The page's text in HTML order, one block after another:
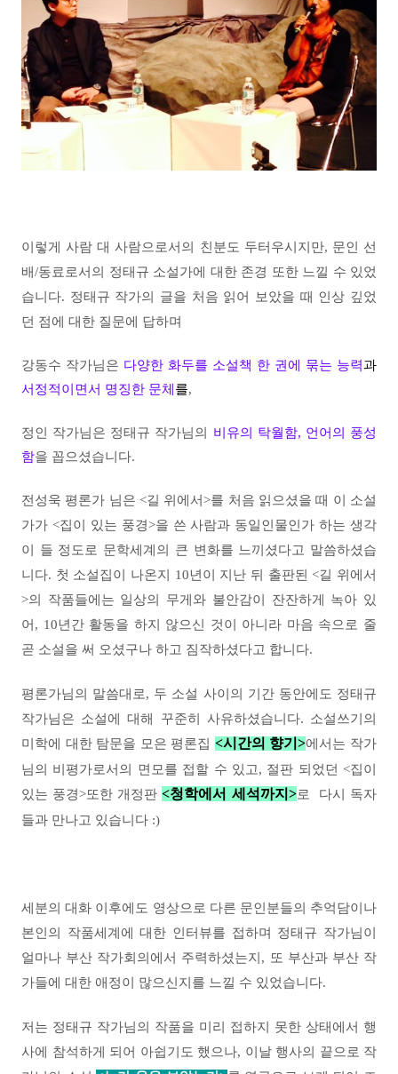
이렇게 사람 대 사람으로서의 친분도 두터우시지만, 문인 선
배/동료로서의 정태규 소설가에 대한 존경 또한 느낄 수 있었
습니다. 정태규 작가의 글을 처음 읽어 보았을 때 인상 깊었
던 점에 대한 질문에 답하며
강동수 작가님은 다양한 화두를 소설책 한 권에 묶는 능력과
서정적이면서 명징한 문체 를,
정인 작가님은 정태규 작가님의 비유의 탁월함, 언어의 풍성
함을 꼽으셨습니다.
전성욱 평론가 님은 <길 위에서>를 처음 읽으셨을 때 이 소설
가가 <집이 있는 풍경>을 쓴 사람과 동일인물인가 하는 생각
이 들 정도로 문학세계의 큰 변화를 느끼셨다고 말씀하셨습
니다. 첫 소설집이 나온지 10년이 지난 뒤 출판된 <길 위에서
>의 작품들에는 일상의 무게와 불안감이 잔잔하게 녹아 있
어, 10년간 활동을 하지 않으신 것이 아니라 마음 속으로 줄
곧 소설을 써 오셨구나 하고 짐작하셨다고 합니다.
평론가님의 말씀대로, 두 소설 사이의 기간 동안에도 정태규
작가님은 소설에 대해 꾸준히 사유하셨습니다. 소설쓰기의
미학에 대한 탐문을 모은 평론집 <시간의 향기>에서는 작가
님의 비평가로서의 면모를 접할 수 있고, 절판 되었던 <집이
있는 풍경>또한 개정판<청학에서 세석까지>로
다시 독자
들과 만나고 있습니다 :)
세분의 대화 이후에도 영상으로 다른 문인분들의 추억담이나
본인의 작품세계에 대한 인터뷰를 접하며 정태규 작가님이
얼마나 부산 작가회의에서 주력하셨는지, 또 부산과 부산 작
가들에 대한 애정이 많으신지를 느낄 수 있었습니다.
저는 정태규 작가님의 작품을 미리 접하지 못한 상태에서 행
사에 참석하게 되어 아쉽기도 했으나, 이날 행사의 끝으로 작